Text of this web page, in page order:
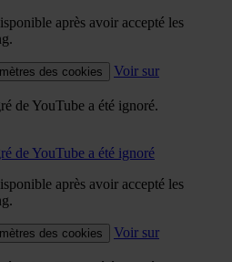
après avoir accepté les
des cookies
Voir sur
de YouTube a été ignoré.
de YouTube a été ignoré
après avoir accepté les
des cookies
Voir sur